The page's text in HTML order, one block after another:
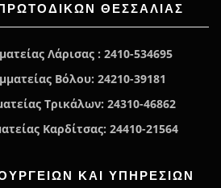
ΘΕΣΣΑΛΙΑΣ
Λάρισας : 2410-534695
Βόλου: 24210-39181
Τρικάλων: 24310-46862
Καρδίτσας: 24410-21564
ΚΑΙ ΥΠΗΡΕΣΙΩΝ